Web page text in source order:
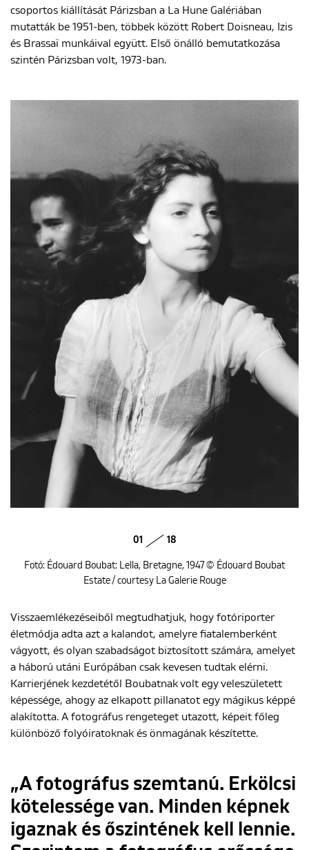
csoportos kiállítását Párizsban a La Hune Galériában
mutatták be 1951-ben, többek között Robert Doisneau, Izis
és Brassaï munkáival együtt. Első önálló bemutatkozása
szintén Párizsban volt, 1973-ban.
01 18
Fotó: Édouard Boubat: Lella, Bretagne, 1947 © Édouard Boubat
Estate / courtesy La Galerie Rouge
Visszaemlékezéseiből megtudhatjuk, hogy fotóriporter
életmódja adta azt a kalandot, amelyre fiatalemberként
vágyott, és olyan szabadságot biztosított számára, amelyet
a háború utáni Európában csak kevesen tudtak elérni.
Karrierjének kezdetétől Boubatnak volt egy veleszületett
képessége, ahogy az elkapott pillanatot egy mágikus képpé
alakította. A fotográfus rengeteget utazott, képeit főleg
különböző folyóiratoknak és önmagának készítette.
„A fotográfus szemtanú. Erkölcsi
kötelessége van. Minden képnek
igaznak és őszintének kell lennie.